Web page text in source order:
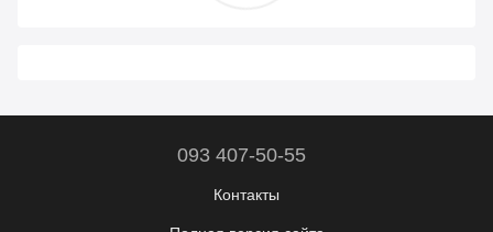
093 407-50-55
Контакты